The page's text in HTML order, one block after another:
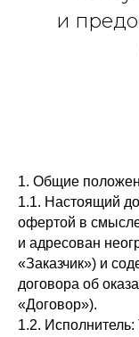
и
1. Общие
1.1. Настоящий
офертой в
и адресован
«Заказчик») и
договора об
«Договор»).
1.2.